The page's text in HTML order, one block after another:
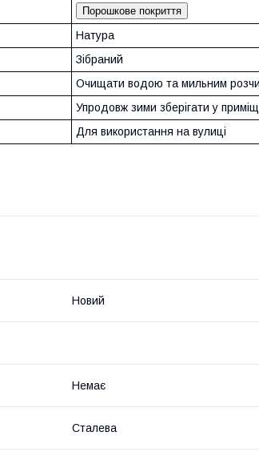
Порошкове покриття
Натура
Зібраний
Очищати водою та мильним
Упродовж зими зберігати у
Для використання на вулиці
Новий
Немає
Сталева